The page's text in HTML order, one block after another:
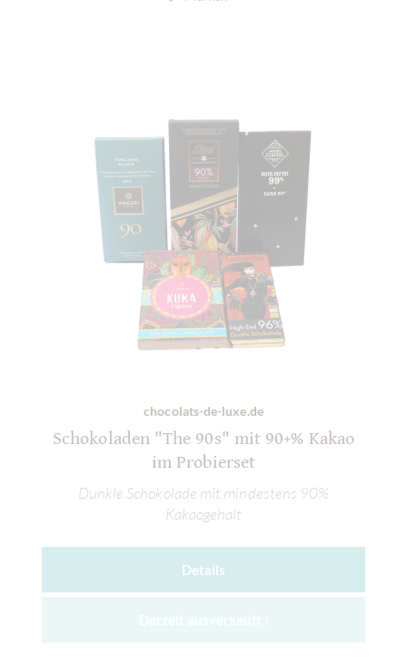
chocolats-de-luxe.de
Schokoladen "The 90s" mit 90+% Kakao
im Probierset
Dunkle Schokolade mit mindestens 90%
Kakaogehalt
Details